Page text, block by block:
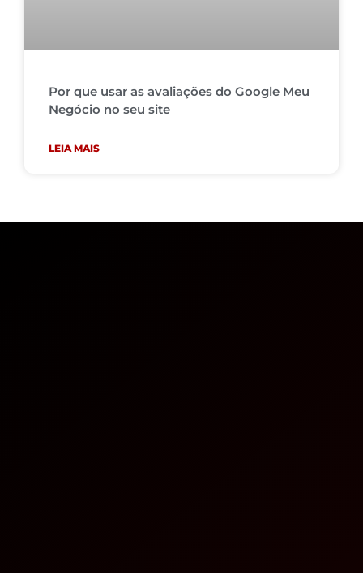
Por que usar as avaliações do Google Meu
Negócio no seu site
LEIA MAIS